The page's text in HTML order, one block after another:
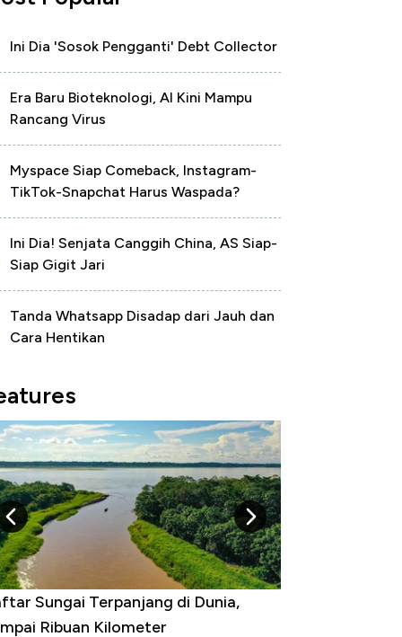
Ini Dia 'Sosok Pengganti' Debt Collector
Era Baru Bioteknologi, AI Kini Mampu
Rancang Virus
Myspace Siap Comeback, Instagram-
TikTok-Snapchat Harus Waspada?
Ini Dia! Senjata Canggih China, AS Siap-
Siap Gigit Jari
Tanda Whatsapp Disadap dari Jauh dan
Cara Hentikan
Sungai Terpanjang di Dunia,
Ribuan Kilometer